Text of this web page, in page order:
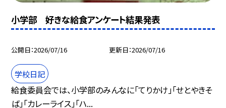
小学部 好きな給食アンケート結果発表
公開日 2026/07/16 更新日 2026/07/16
学校日記
給食委員会では、小学部のみんなに「てりかけ」「せとやきそ
ば」「カレーライス」「ハ...